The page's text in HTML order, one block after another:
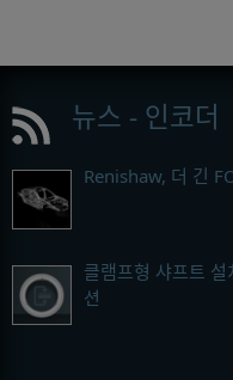
뉴스 - 인코더
Renishaw, 더 긴
클램프형 샤프트
션